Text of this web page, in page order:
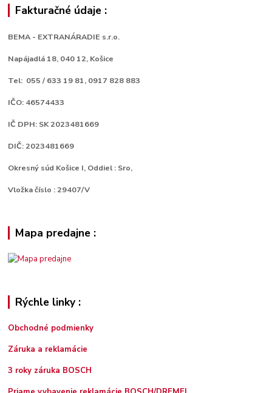
Fakturačné údaje :
BEMA - EXTRANÁRADIE s.r.o.
Napájadlá 18, 040 12, Košice
Tel: 055 / 633 19 81, 0917 828 883
IČO: 46574433
IČ DPH: SK 2023481669
DIČ: 2023481669
Okresný súd Košice I, Oddiel : Sro,
Vložka číslo : 29407/V
Mapa predajne :
Rýchle linky :
Obchodné podmienky
Záruka a reklamácie
3 roky záruka BOSCH